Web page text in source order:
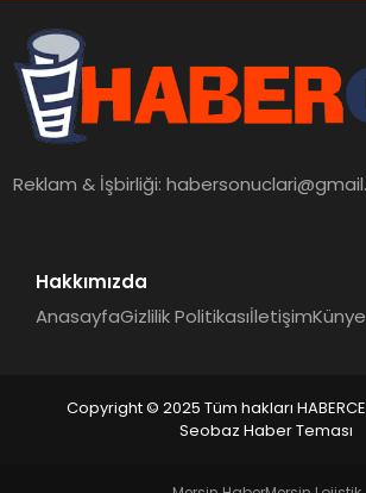
Reklam & İşbirliği:
Hakkımızda
AnasayfaGizlilik PolitikasıİletişimKünye
Copyright © 2025 Tüm hakları
Seobaz Haber Teması